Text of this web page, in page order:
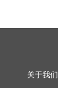
关于我们